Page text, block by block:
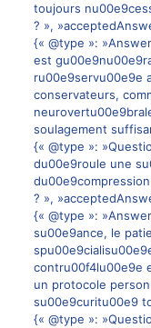
toujours
? »,
{« @type »:
est
ru00e9servu00e9e
conservateurs,
soulagement
{« @type »:
du00e9roule une
? »,
{« @type »:
su00e9ance, le
contru00f4lu00e9e
un protocole
su00e9curitu00e9
{« @type »: